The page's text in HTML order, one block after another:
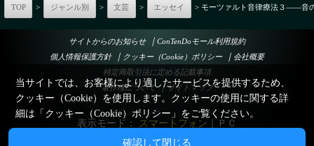
TOP > ジャンル別 > 文芸 > エッセイ > モーツァルト音律療法３――音
サイトからのお知らせ ｜ ConTenDoモール利用規約
個人情報保護方針
｜ クッキー（Cookie）ポリシー ｜ 会社概要
特定商取引法に定める記載事項
著作権について ｜サイトマップ
表示モード： スマートフォン ＰＣ
当サイトでは、お客様により適したサービスを提供するため、
クッキー（Cookie）を使用します。クッキーの使用に関する詳
細は「クッキー（Cookie）ポリシー 」をご覧ください。
確認して閉じる